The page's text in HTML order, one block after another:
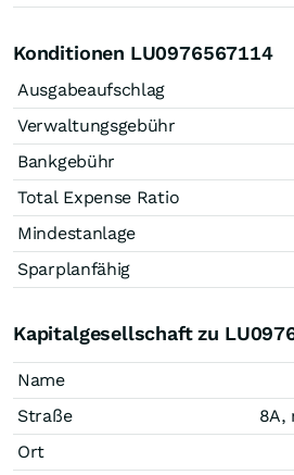
Konditionen LU0976567114
Ausgabeaufschlag
Verwaltungsgebühr
Bankgebühr
Total Expense Ratio
Mindestanlage
Sparplanfähig
Kapitalgesellschaft zu
Name
Straße
8A,
Ort